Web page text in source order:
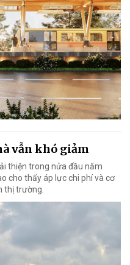
vẫn khó giảm
thiện trong nửa đầu năm
cho thấy áp lực chi phí và cơ
thị trường.